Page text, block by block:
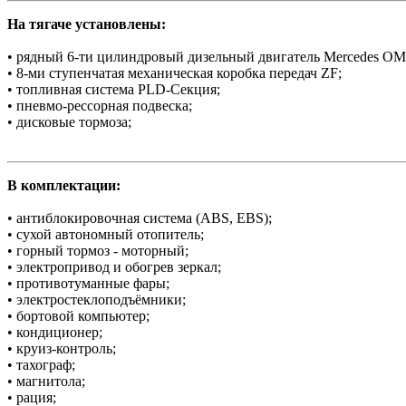
На тягаче установлены:
• рядный 6-ти цилиндровый дизельный двигатель Mercedes
• 8-ми ступенчатая механическая коробка передач ZF;
• топливная система PLD-Секция;
• пневмо-рессорная подвеска;
• дисковые тормоза;
В комплектации:
• антиблокировочная система (АBS, ЕBS);
• сухой автономный отопитель;
• горный тормоз - моторный;
• электропривод и обогрев зеркал;
• противотуманные фары;
• электростеклоподъёмники;
• бортовой компьютер;
• кондиционер;
• круиз-контроль;
• тахограф;
• магнитола;
• рация;